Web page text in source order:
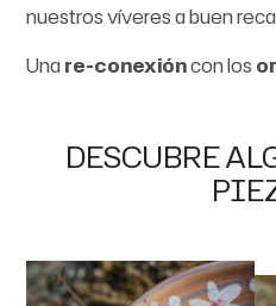
nuestros víveres a buen
Unare-conexióncon los
DESCUBRE